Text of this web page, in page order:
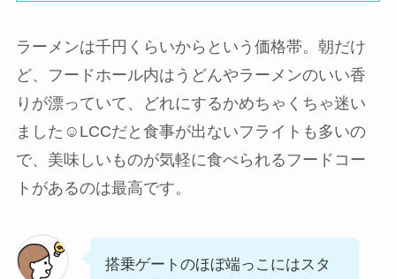
ラーメンは千円くらいからという価格帯。朝だけ
ど、フードホール内はうどんやラーメンのいい香
りが漂っていて、どれにするかめちゃくちゃ迷い
ました☺️LCCだと食事が出ないフライトも多いの
で、美味しいものが気軽に食べられるフードコー
トがあるのは最高です。
搭乗ゲートのほぼ端っこにはスタ